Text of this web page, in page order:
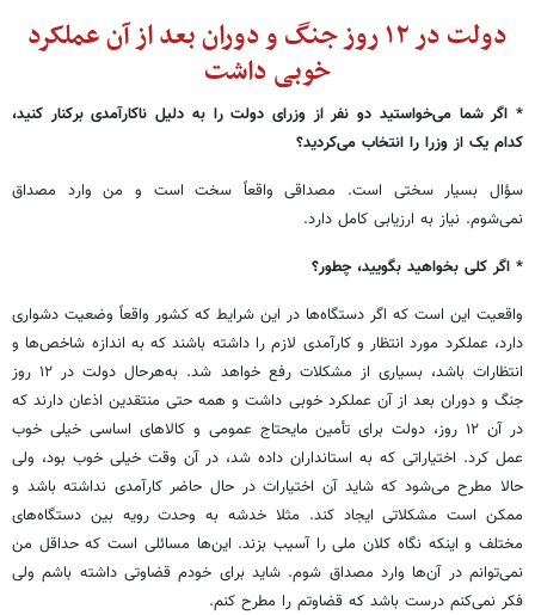
دولت در ۱۲ روز جنگ و دوران بعد از آن عملکرد
خوبی داشت
* اگر شما می‌خواستید دو نفر از وزرای دولت را به دلیل ناکارآمدی برکنار کنید،
کدام یک از وزرا را انتخاب می‌کردید؟
سؤال بسیار سختی است. مصداقی واقعاً سخت است و من وارد مصداق
نمی‌شوم. نیاز به ارزیابی کامل دارد.
* اگر کلی بخواهید بگویید، چطور؟
واقعیت این است که اگر دستگاه‌ها در این شرایط که کشور واقعاً وضعیت دشواری
دارد، عملکرد مورد انتظار و کارآمدی لازم را داشته باشند که به اندازه شاخص‌ها و
انتظارات باشد، بسیاری از مشکلات رفع خواهد شد. به‌هرحال دولت در ۱۲ روز
جنگ و دوران بعد از آن عملکرد خوبی داشت و همه حتی منتقدین اذعان دارند که
در آن ۱۲ روز، دولت برای تأمین مایحتاج عمومی و کالاهای اساسی خیلی خوب
عمل کرد. اختیاراتی که به استانداران داده شد، در آن وقت خیلی خوب بود، ولی
حالا مطرح می‌شود که شاید آن اختیارات در حال حاضر کارآمدی نداشته باشد و
ممکن است مشکلاتی ایجاد کند. مثلا خدشه به وحدت رویه بین دستگاه‌های
مختلف و اینکه نگاه کلان ملی را آسیب بزند. این‌ها مسائلی است که حداقل من
نمی‌توانم در آن‌ها وارد مصداق شوم. شاید برای خودم قضاوتی داشته باشم ولی
فکر نمی‌کنم درست باشد که قضاوتم را مطرح کنم.